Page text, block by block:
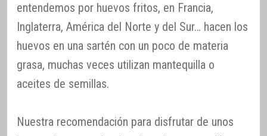
entendemos por huevos fritos, en Francia,
Inglaterra, América del Norte y del Sur… hacen los
huevos en una sartén con un poco de materia
grasa, muchas veces utilizan mantequilla o
aceites de semillas.
Nuestra recomendación para disfrutar de unos